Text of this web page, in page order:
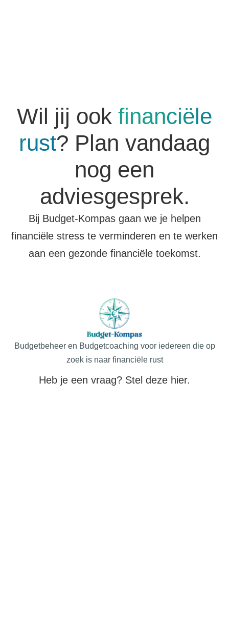
Wil jij ook financiële
rust? Plan vandaag
nog een
adviesgesprek.
Bij Budget-Kompas gaan we je helpen
financiële stress te verminderen en te werken
aan een gezonde financiële toekomst.
Budgetbeheer en Budgetcoaching voor iedereen die op
zoek is naar financiële rust
Heb je een vraag? Stel deze hier.